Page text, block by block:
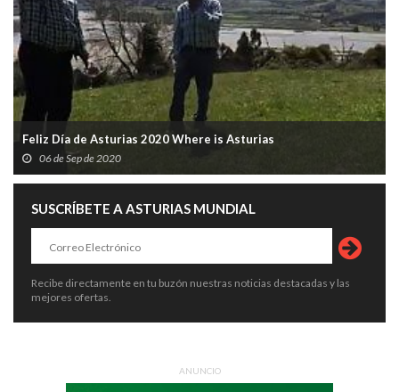
Feliz Día de Asturias 2020 Where is Asturias
06 de Sep de 2020
SUSCRÍBETE A ASTURIAS MUNDIAL
Recibe directamente en tu buzón nuestras noticias destacadas y las
mejores ofertas.
ANUNCIO